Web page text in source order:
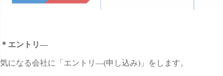
＊エントリ―
気になる会社に「エントリ―(申し込み)」をします。